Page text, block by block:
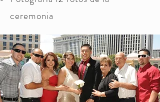
ceremonia